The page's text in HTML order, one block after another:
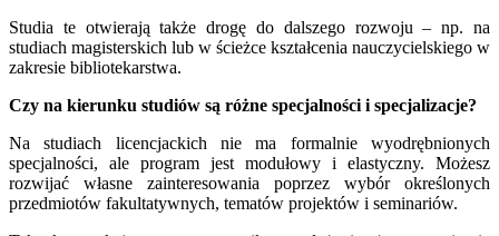
Studia te otwierają także drogę do dalszego rozwoju – np. na
studiach magisterskich lub w ścieżce kształcenia nauczycielskiego w
zakresie bibliotekarstwa.
Czy na kierunku studiów są różne specjalności i specjalizacje?
Na studiach licencjackich nie ma formalnie wyodrębnionych
specjalności, ale program jest modułowy i elastyczny. Możesz
rozwijać własne zainteresowania poprzez wybór określonych
przedmiotów fakultatywnych, tematów projektów i seminariów.